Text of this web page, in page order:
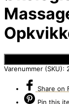
Varenummer (SKU):
Share on
Pin this